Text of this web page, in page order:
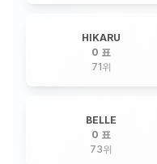
HIKARU
0 표
71위
BELLE
0 표
73위